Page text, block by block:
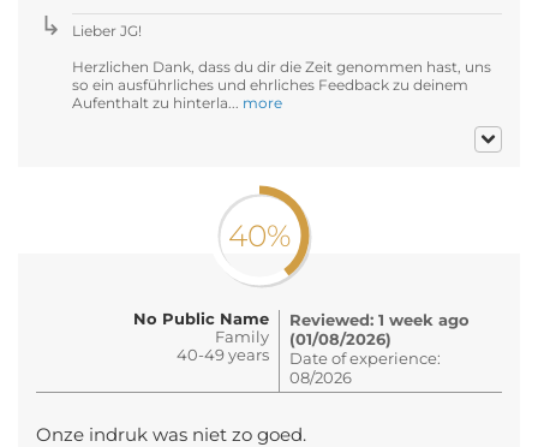
Lieber JG!
Herzlichen Dank, dass du dir die Zeit genommen hast, uns
so ein ausführliches und ehrliches Feedback zu deinem
Aufenthalt zu hinterla... more
40%
No Public Name
Family
40-49 years
Reviewed: 1 week ago
(01/08/2026)
Date of experience:
08/2026
Onze indruk was niet zo goed.